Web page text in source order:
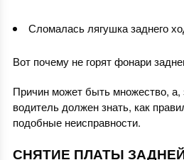
Сломалась лягушка заднего
Вот почему не горят фонари
Причин может быть множество, а,
водитель должен знать, как
подобные неисправности.
СНЯТИЕ ПЛАТЫ